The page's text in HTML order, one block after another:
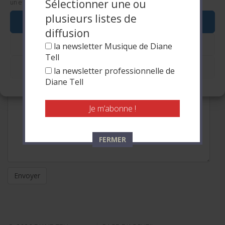
un effet négatif sur certaines caractéristiques et fonctions.
Accepter
Refuser
Voir les préférences
Adresse email * :
Message :
Sélectionner une ou
plusieurs listes de
diffusion
la newsletter Musique de Diane
Tell
la newsletter professionnelle de
Diane Tell
FERMER